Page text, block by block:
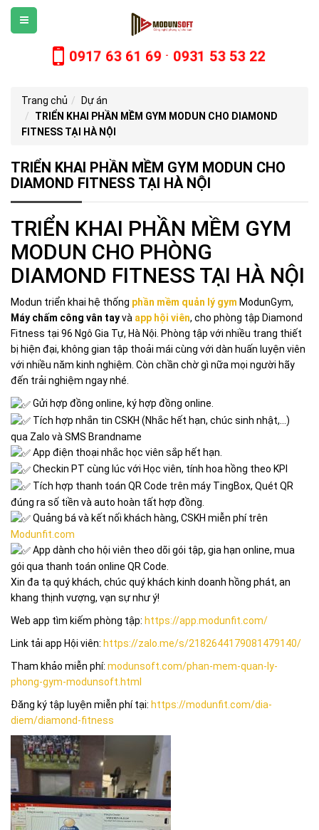
0917 63 61 69 - 0931 53 53 22
Trang chủ
Dự án
TRIỂN KHAI PHẦN MỀM GYM MODUN CHO DIAMOND
FITNESS TẠI HÀ NỘI
TRIỂN KHAI PHẦN MỀM GYM MODUN CHO
DIAMOND FITNESS TẠI HÀ NỘI
TRIỂN KHAI PHẦN MỀM GYM
MODUN CHO PHÒNG
DIAMOND FITNESS TẠI HÀ NỘI
Modun triển khai hệ thống phần mềm quản lý gym ModunGym,
Máy chấm công vân tayvà app hội viên, cho phòng tập Diamond
Fitness tại 96 Ngô Gia Tự, Hà Nội. Phòng tập với nhiều trang thiết
bị hiện đại, không gian tập thoải mái cùng với dàn huấn luyện viên
với nhiều năm kinh nghiệm. Còn chần chờ gì nữa mọi người hãy
đến trải nghiệm ngay nhé.
Gửi hợp đồng online, ký hợp đồng online.
Tích hợp nhắn tin CSKH (Nhắc hết hạn, chúc sinh nhật,…)
qua Zalo và SMS Brandname
App điện thoại nhắc học viên sắp hết hạn.
Checkin PT cùng lúc với Học viên, tính hoa hồng theo KPI
Tích hợp thanh toán QR Code trên máy TingBox, Quét QR
đúng ra số tiền và auto hoàn tất hợp đồng.
Quảng bá và kết nối khách hàng, CSKH miễn phí trên
Modunfit.com
App dành cho hội viên theo dõi gói tập, gia hạn online, mua
gói qua thanh toán online QR Code.
Xin đa tạ quý khách, chúc quý khách kinh doanh hồng phát, an
khang thịnh vượng, vạn sự như ý!
Web app tìm kiếm phòng tập: https://app.modunfit.com/
Link tải app Hội viên: https://zalo.me/s/2182644179081479140/
Tham khảo miễn phí: modunsoft.com/phan-mem-quan-ly-
phong-gym-modunsoft.html
Đăng ký tập luyện miễn phí tại: https://modunfit.com/dia-
diem/diamond-fitness